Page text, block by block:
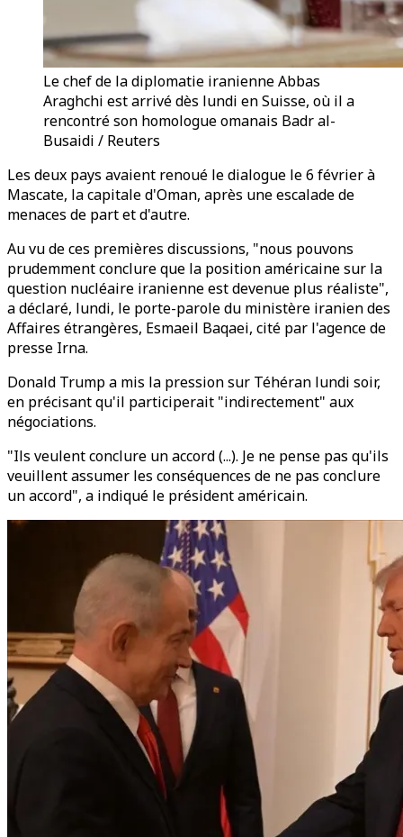
Le chef de la diplomatie iranienne Abbas
Araghchi est arrivé dès lundi en Suisse, où il a
rencontré son homologue omanais Badr al-
Busaidi / Reuters
Les deux pays avaient renoué le dialogue le 6 février à
Mascate, la capitale d'Oman, après une escalade de
menaces de part et d'autre.
Au vu de ces premières discussions, "nous pouvons
prudemment conclure que la position américaine sur la
question nucléaire iranienne est devenue plus réaliste",
a déclaré, lundi, le porte-parole du ministère iranien des
Affaires étrangères, Esmaeil Baqaei, cité par l'agence de
presse Irna.
Donald Trump a mis la pression sur Téhéran lundi soir,
en précisant qu'il participerait "indirectement" aux
négociations.
"Ils veulent conclure un accord (...). Je ne pense pas qu'ils
veuillent assumer les conséquences de ne pas conclure
un accord", a indiqué le président américain.